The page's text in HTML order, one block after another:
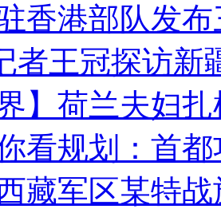
香港部队发
者王冠探访新
界】荷兰夫妇
看规划：首
藏军区某特